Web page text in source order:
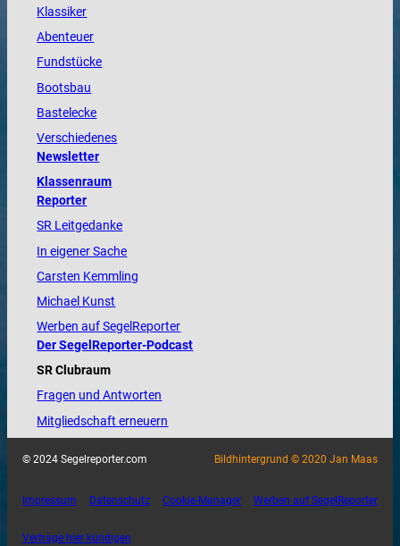
Klassiker
Abenteuer
Fundstücke
Bootsbau
Bastelecke
Verschiedenes
Newsletter
Klassenraum
Reporter
SR Leitgedanke
In eigener Sache
Carsten Kemmling
Michael Kunst
Werben auf SegelReporter
Der SegelReporter-Podcast
SR Clubraum
Fragen und Antworten
Mitgliedschaft erneuern
© 2024 Segelreporter.com Bildhintergrund © 2020 Jan Maas
Impressum Datenschutz Cookie-Manager Werben auf SegelReporter
Verträge hier kündigen